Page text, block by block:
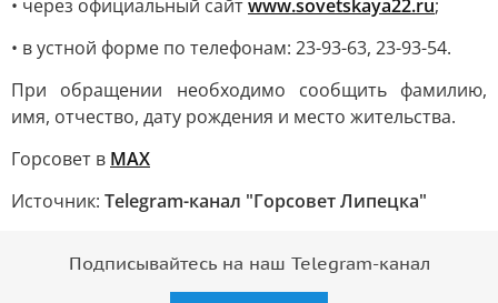
• через официальный сайтwww.sovetskaya22.ru;
• в устной форме по телефонам: 23-93-63, 23-93-54.
При обращении необходимо сообщить фамилию,
имя, отчество, дату рождения и место жительства.
Горсовет в MAX
Источник: Telegram-канал "Горсовет Липецка"
Подписывайтесь на наш Telegram-канал